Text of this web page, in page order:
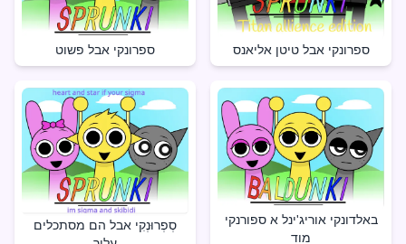
ספרונקי אבל פשוט ספרונקי אבל טיטן אליאנס
סְפְרוּנְקִי אבל הם מסתכלים
באלדונקי אוריג'ינל א ספורנקי
מוד